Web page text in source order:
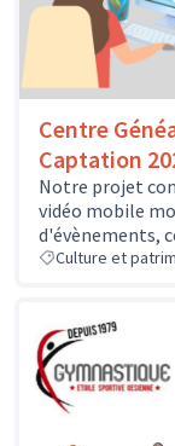
Centre
Captation
Notre projet
vidéo mobile
d'évènements,
Culture et